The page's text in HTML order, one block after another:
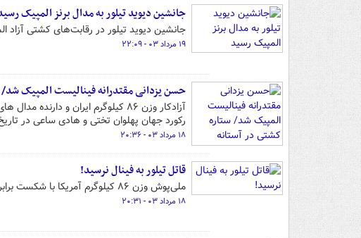
جانشین دیوید تیلور به مدال برنز المپیک
جانشین دیوید تیلور در رقابت‌های کشتی آزاد
۱۹ مرداد ۰۳ - ۲۲:۰۹
حسن یزدانی مقتدرانه فینالیست المپیک
آزادکار وزن ۸۶ کیلوگرم ایران و
رکورد جهان پهلوان تختی و هادی ساعی در
۱۸ مرداد ۰۳ - ۲۰:۳۶
قاتل تیلور به فینال نرسید!
ملی‌پوش وزن ۸۶ کیلوگرم آمریکا با شکست برابر نماینده بلغارستان به فینال المپیک پاریس نرسید.
۱۸ مرداد ۰۳ - ۲۰:۳۱